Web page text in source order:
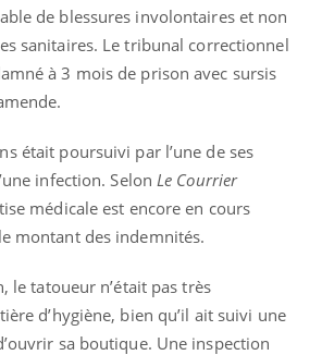
de blessures involontaires et non
sanitaires. Le tribunal correctionnel
à 3 mois de prison avec sursis
était poursuivi par l’une de ses
infection. Selon Le Courrier
médicale est encore en cours
montant des indemnités.
le tatoueur n’était pas très
d’hygiène, bien qu’il ait suivi une
sa boutique. Une inspection